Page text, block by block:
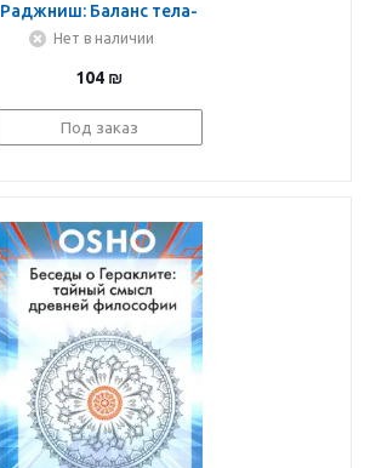
Раджниш: Баланс тела-
ума. Как научиться
свое тело.
Практическое
руководство
Нет в наличии
104 ₪
Под заказ